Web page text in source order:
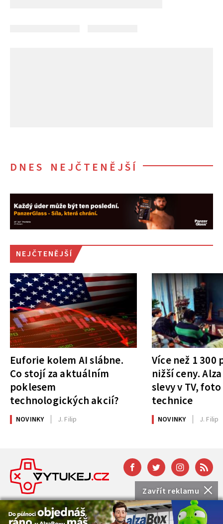
Zavřít reklamu
DNES NEJČTENĚJŠÍ
NEJČTENĚJŠÍ
Euforie kolem AI slábne.
Co stojí za aktuálním
poklesem
technologických akcií?
NOVINKY J. Filip
Více než 1
nižší ceny.
slevy v TV,
technice
NOVINKY J. Filip